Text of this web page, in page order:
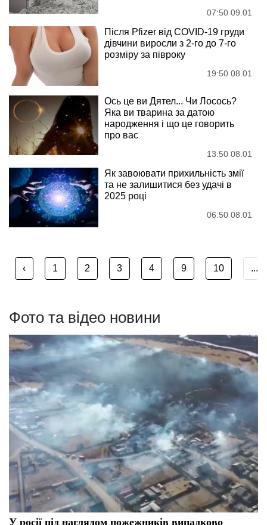
07:50 09.01
Після Pfizer від COVID-19 груди
дівчини виросли з 2-го до 7-го
розміру за півроку
19:50 08.01
Ось це ви Дятел... Чи Лосось?
Яка ви тварина за датою
народження і що це говорить
про вас
13:50 08.01
Як завоювати прихильність змії
та не залишитися без удачі в
2025 році
06:50 08.01
‹ 1 2 3 4 9 10 ...
Фото та відео новини
У росії під наглядом пожежників випадково